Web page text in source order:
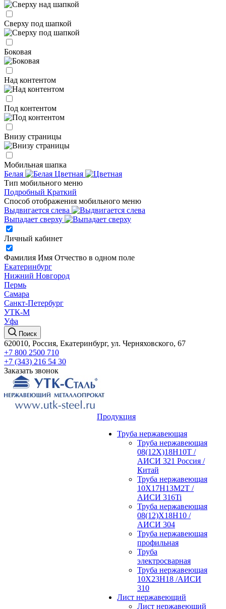
Сверху под шапкой
Боковая
Над контентом
Под контентом
Внизу страницы
Мобильная шапка
Белая
Цветная
Тип мобильного меню
Подробный Краткий
Способ отображения мобильного меню
Выдвигается слева
Выпадает сверху
Личный кабинет
Фамилия Имя Отчество в одном поле
Екатеринбург
Нижний Новгород
Пермь
Самара
Санкт-Петербург
УТК-М
Уфа
Поиск
620010, Россия, Екатеринбург, ул. Черняховского, 67
+7 800 2500 710
+7 (343) 216 54 30
Заказать звонок
Продукция
Труба нержавеющая
Труба нержавеющая
08(12Х)18Н10Т /
АИСИ 321 Россия /
Китай
Труба нержавеющая
10Х17Н13М2Т /
АИСИ 316Ti
Труба нержавеющая
08(12)Х18Н10 /
АИСИ 304
Труба нержавеющая
профильная
Труба
электросварная
Труба нержавеющая
10Х23Н18 /АИСИ
310
Лист нержавеющий
Лист нержавеющий